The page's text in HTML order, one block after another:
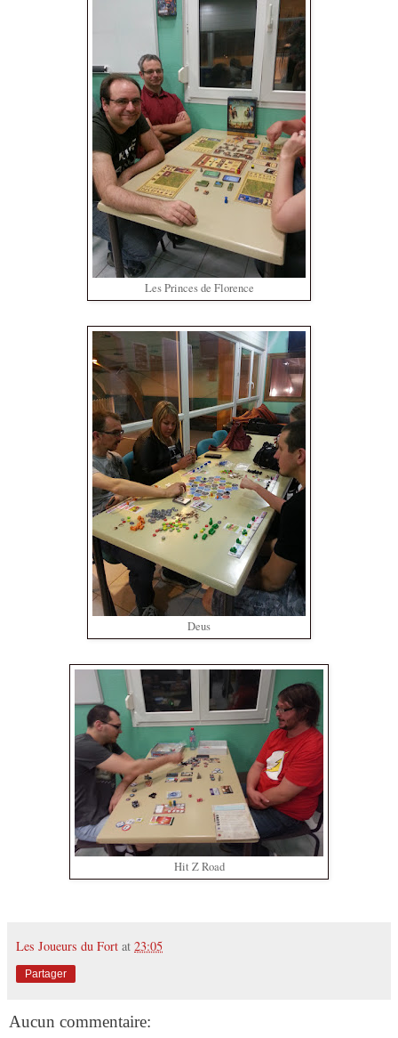
Les Princes de Florence
Deus
Hit Z Road
Les Joueurs du Fort at 23:05
Partager
Aucun commentaire: